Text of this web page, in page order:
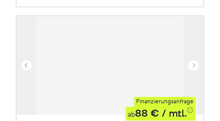
Finanzierungsanfrage
ab88 € / mtl.